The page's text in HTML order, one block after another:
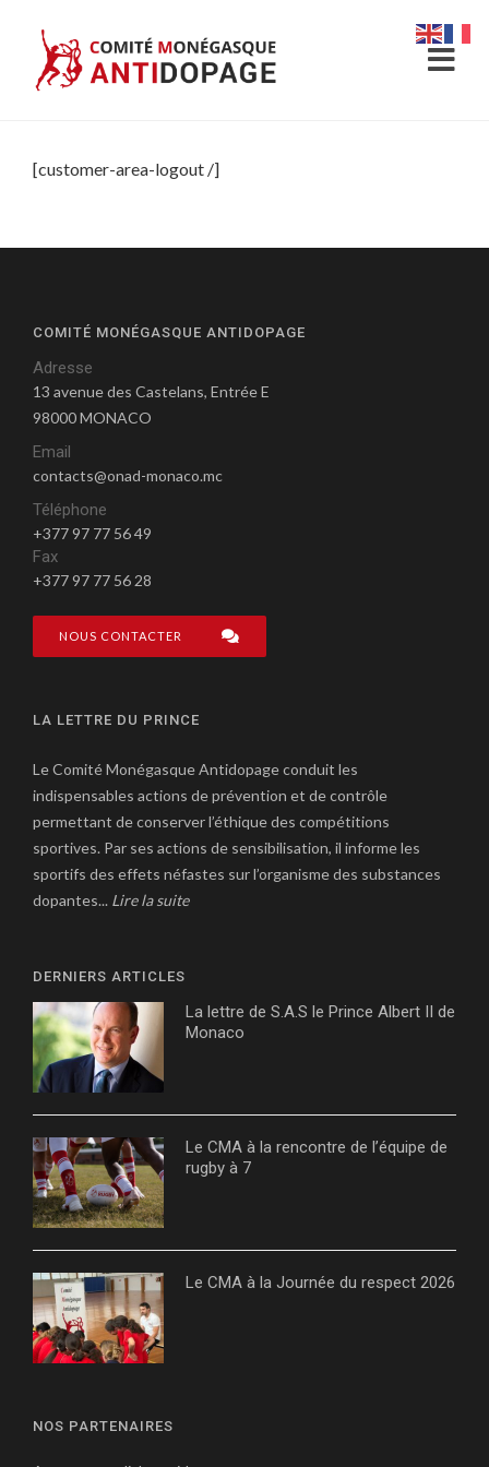
[customer-area-logout /]
COMITÉ MONÉGASQUE ANTIDOPAGE
Adresse
13 avenue des Castelans, Entrée E
98000 MONACO
Email
contacts@onad-monaco.mc
Téléphone
+377 97 77 56 49
Fax
+377 97 77 56 28
NOUS CONTACTER
LA LETTRE DU PRINCE
Le Comité Monégasque Antidopage conduit les
indispensables actions de prévention et de contrôle
permettant de conserver l’éthique des compétitions
sportives. Par ses actions de sensibilisation, il informe les
sportifs des effets néfastes sur l’organisme des substances
dopantes... Lire la suite
DERNIERS ARTICLES
La lettre de S.A.S le Prince Albert II de
Monaco
Le CMA à la rencontre de l’équipe de
rugby à 7
Le CMA à la Journée du respect 2026
NOS PARTENAIRES